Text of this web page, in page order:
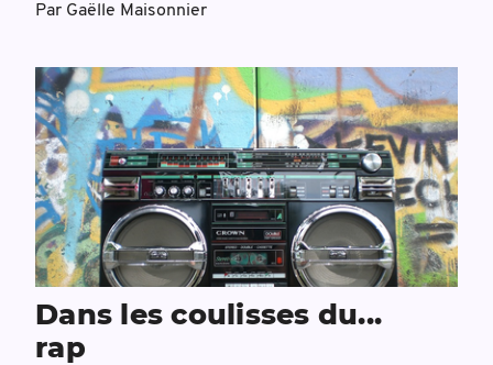
Par Gaëlle Maisonnier
Dans les coulisses du...
rap